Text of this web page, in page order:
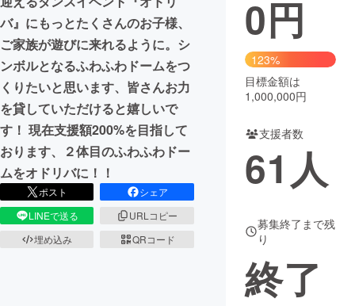
まちづくり・地域活性化
CAMPFIRE for Social Good
CAMPFIRE Creation
CAMPFIREふるさと納税machi-ya コミュニティ
バ』にもっとたくさんのお子様、
ご家族が遊びに来れるように。シ
ンボルとなるふわふわドームをつ
くりたいと思います、皆さんお力
を貸していただけると嬉しいで
す！ 現在支援額200%を目指して
おります、２体目のふわふわドー
ムをオドリバに！！
ポスト
シェア
LINEで送る
URLコピー
埋め込み
QRコード
0円
123%
目標金額は
1,000,000円
支援者数
61 人
募集終了まで残
り
終了